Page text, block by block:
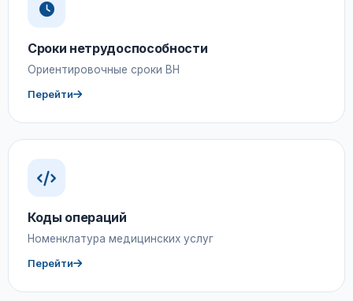
Сроки нетрудоспособности
Ориентировочные сроки ВН
Перейти
Коды операций
Номенклатура медицинских услуг
Перейти